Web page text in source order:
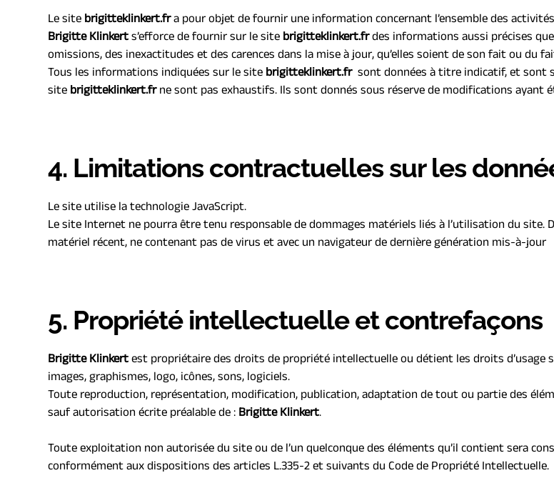
Le site brigitteklinkert.fr a pour objet de fournir une information concernant l’ensemble des
Brigitte Klinkert s’efforce de fournir sur le site brigitteklinkert.fr des informations aussi précises
omissions, des inexactitudes et des carences dans la mise à jour, qu’elles soient de son fait ou
Tous les informations indiquées sur le site brigitteklinkert.fr sont données à titre indicatif, et sont
site brigitteklinkert.fr ne sont pas exhaustifs. Ils sont donnés sous réserve de modifications ayant
4. Limitations contractuelles sur les
Le site utilise la technologie JavaScript.
Le site Internet ne pourra être tenu responsable de dommages matériels liés à l’utilisation du site.
matériel récent, ne contenant pas de virus et avec un navigateur de dernière génération mis-à-jour
5. Propriété intellectuelle et contrefaçons
Brigitte Klinkert est propriétaire des droits de propriété intellectuelle ou détient les droits
images, graphismes, logo, icônes, sons, logiciels.
Toute reproduction, représentation, modification, publication, adaptation de tout ou partie des
sauf autorisation écrite préalable de : Brigitte Klinkert.
Toute exploitation non autorisée du site ou de l’un quelconque des éléments qu’il contient sera
conformément aux dispositions des articles L.335-2 et suivants du Code de Propriété Intellectuelle.